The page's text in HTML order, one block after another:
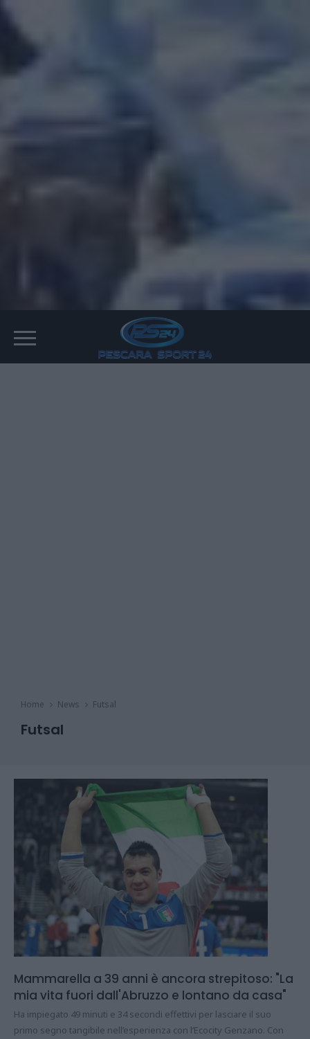
Home News Futsal
Futsal
Mammarella a 39 anni è ancora strepitoso: "La
mia vita fuori dall'Abruzzo e lontano da casa"
Ha impiegato 49 minuti e 34 secondi effettivi per lasciare il suo
primo segno tangibile nell’esperienza con l’Ecocity Genzano. Con